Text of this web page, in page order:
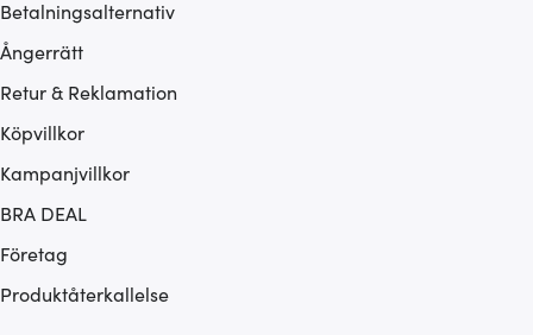
Betalningsalternativ
Ångerrätt
Retur & Reklamation
Köpvillkor
Kampanjvillkor
BRA DEAL
Företag
Produktåterkallelse